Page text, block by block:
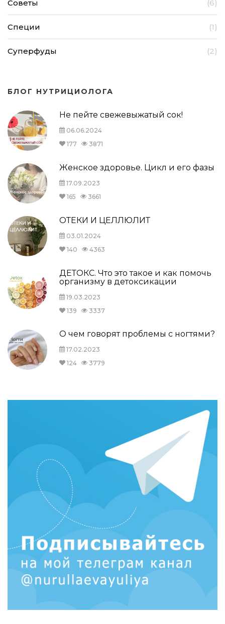
Советы (6)
Специи (1)
Суперфуды (2)
БЛОГ НУТРИЦИОЛОГА
Не пейте свежевыжатый сок!
06.06.2024
177
3871
Женское здоровье. Цикл и его фазы
17.09.2023
165
3661
ОТЕКИ И ЦЕЛЛЮЛИТ
03.01.2024
140
4363
ДЕТОКС. Что это такое и как помочь
организму в детоксикации
19.03.2023
139
3337
О чем говорят проблемы с ногтями?
17.02.2023
124
3779